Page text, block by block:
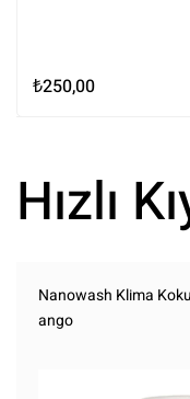
₺250,00
Hızlı
Nanowash Klima
ango